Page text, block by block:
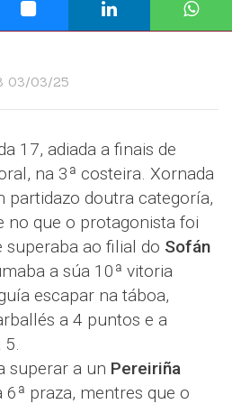
03/03/25
17, adiada a finais de
na 3ª costeira. Xornada
partidazo doutra categoría,
no que o protagonista foi
superaba ao filial do Sofán
a súa 10ª vitoria
escapar na táboa,
a 4 puntos e a
superar a un Pereiriña
praza, mentres que o